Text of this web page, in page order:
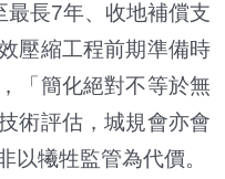
長7年、收地補償支
壓縮工程前期準備時
「簡化絕對不等於無
術評估，城規會亦會
以犧牲監管為代價。